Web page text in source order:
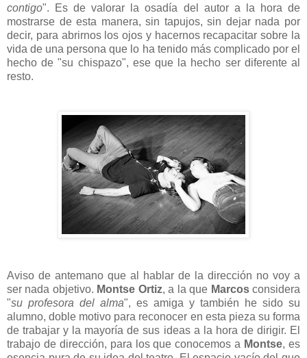
contigo". Es de valorar la osadía del autor a la hora de
mostrarse de esta manera, sin tapujos, sin dejar nada por
decir, para abrirnos los ojos y hacernos recapacitar sobre la
vida de una persona que lo ha tenido más complicado por el
hecho de "su chispazo", ese que la hecho ser diferente al
resto.
Aviso de antemano que al hablar de la dirección no voy a
ser nada objetivo. Montse Ortiz, a la que Marcosconsidera
"su profesora del alma", es amiga y también he sido su
alumno, doble motivo para reconocer en esta pieza su forma
de trabajar y la mayoría de sus ideas a la hora de dirigir. El
trabajo de dirección, para los que conocemos a Montse, es